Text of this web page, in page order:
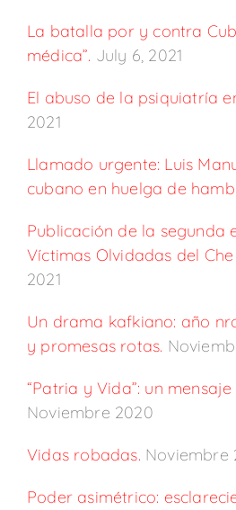
La batalla por y contra
médica”. July 6, 2021
El abuso de la psiquiatría
2021
Llamado urgente: Luis
cubano en huelga de
Publicación de la segunda
Víctimas Olvidadas del Che
2021
Un drama kafkiano: año
y promesas rotas.
“Patria y Vida”: un
Noviembre 2020
Vidas robadas. Noviembre
Poder asimétrico: